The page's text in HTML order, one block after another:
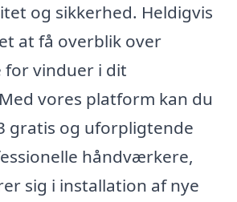
og sikkerhed. Heldigvis
at få overblik over
vinduer i dit
vores platform kan du
gratis og uforpligtende
håndværkere,
sig i installation af nye